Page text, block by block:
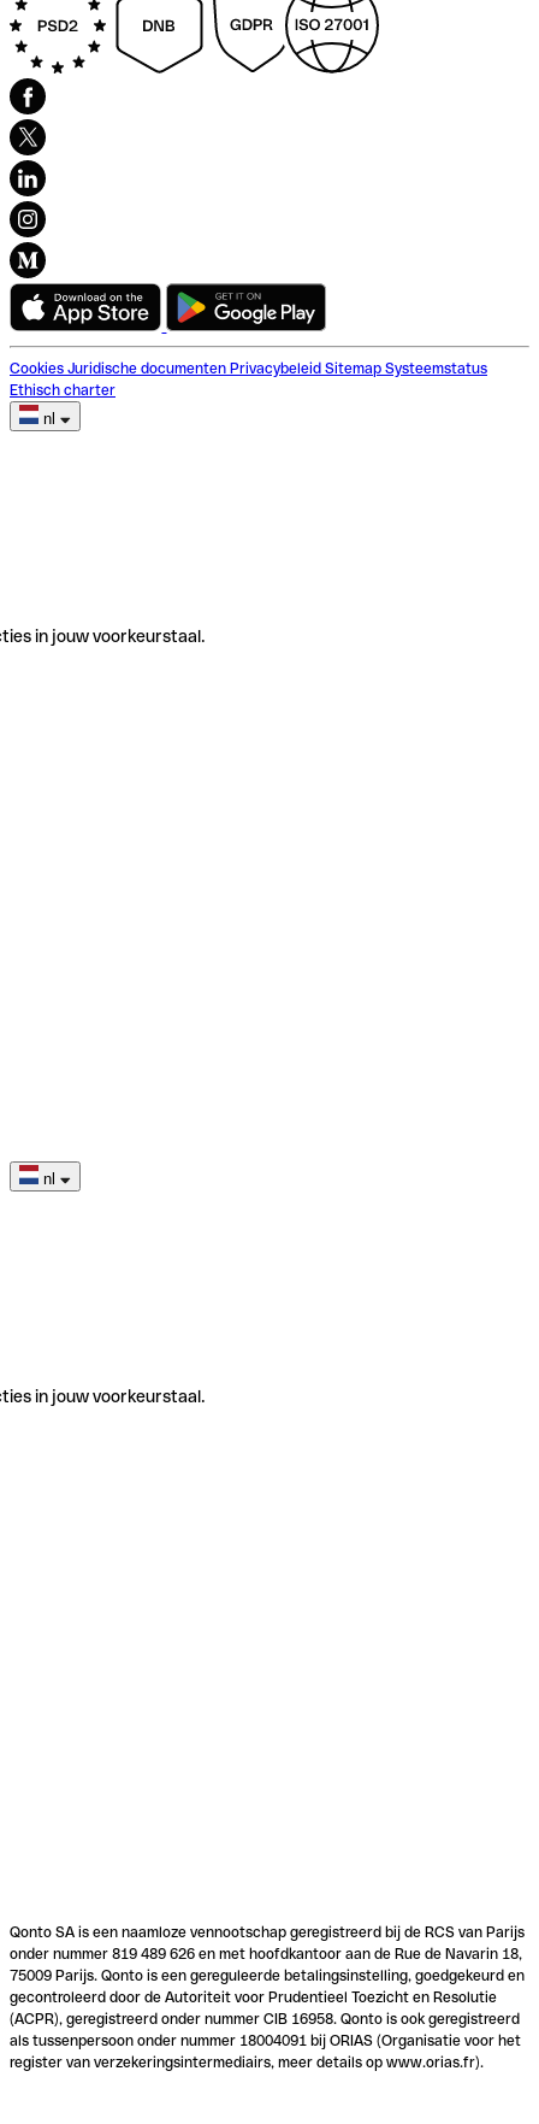
Cookies Juridische documenten Privacybeleid Sitemap Systeemstatus
Ethisch charter
nl
in jouw voorkeurstaal.
nl
in jouw voorkeurstaal.
Qonto SA is een naamloze vennootschap geregistreerd bij de RCS van Parijs
onder nummer 819 489 626 en met hoofdkantoor aan de Rue de Navarin 18,
75009 Parijs. Qonto is een gereguleerde betalingsinstelling, goedgekeurd en
gecontroleerd door de Autoriteit voor Prudentieel Toezicht en Resolutie
(ACPR), geregistreerd onder nummer CIB 16958. Qonto is ook geregistreerd
als tussenpersoon onder nummer 18004091 bij ORIAS (Organisatie voor het
register van verzekeringsintermediairs, meer details op www.orias.fr).